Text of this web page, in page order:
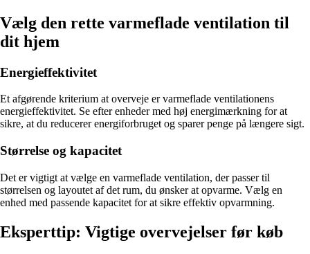
Vælg den rette varmeflade ventilation til
dit hjem
Energieffektivitet
Et afgørende kriterium at overveje er varmeflade ventilationens
energieffektivitet. Se efter enheder med høj energimærkning for at
sikre, at du reducerer energiforbruget og sparer penge på længere sigt.
Størrelse og kapacitet
Det er vigtigt at vælge en varmeflade ventilation, der passer til
størrelsen og layoutet af det rum, du ønsker at opvarme. Vælg en
enhed med passende kapacitet for at sikre effektiv opvarmning.
Eksperttip: Vigtige overvejelser før køb